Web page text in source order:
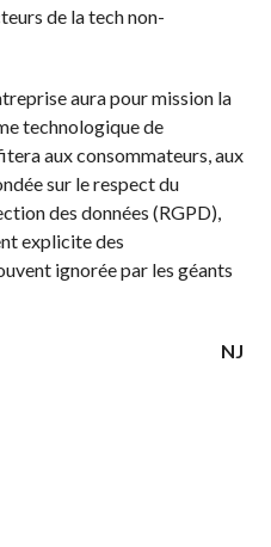
de la tech non-
aura pour mission la
technologique de
aux consommateurs, aux
sur le respect du
des données (RGPD),
explicite des
ignorée par les géants
NJ